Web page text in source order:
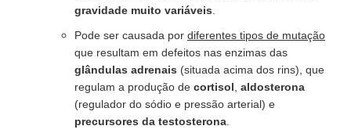
gravidade muito variáveis
Pode ser causada por diferentes tipos de mutação
que resultam em defeitos nas enzimas das
glândulas adrenais (situada acima dos rins), que
regulam a produção de cortisol aldosterona
(regulador do sódio e pressão arterial) e
precursores da testosterona